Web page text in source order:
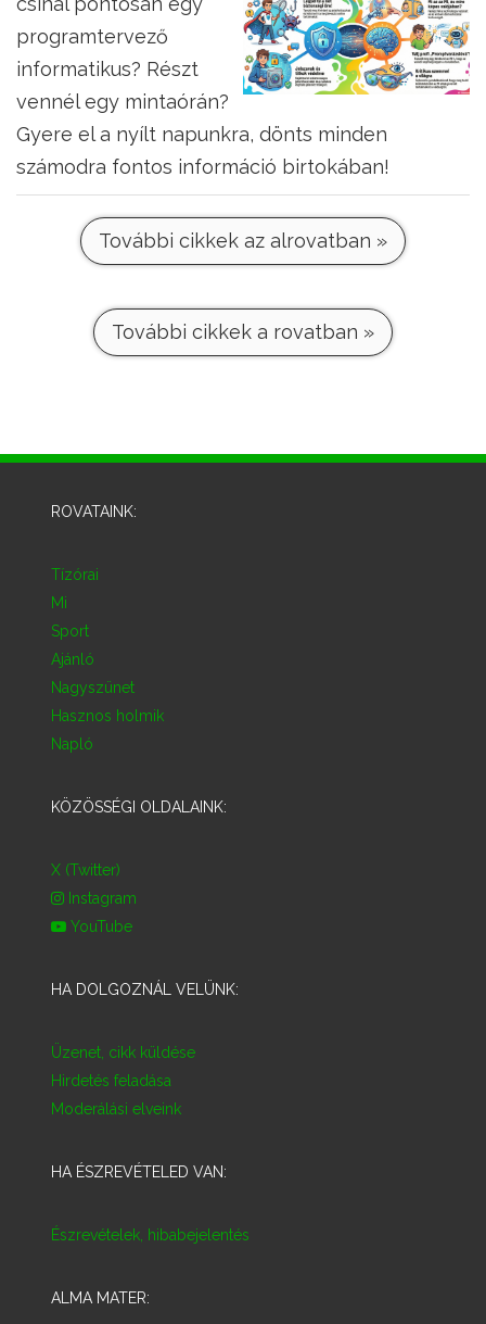
programtervező
informatikus? Részt
vennél egy mintaórán?
Gyere el a nyílt napunkra, dönts minden
számodra fontos információ birtokában!
További cikkek az alrovatban »
További cikkek a rovatban »
ROVATAINK:
Tízórai
Mi
Sport
Ajánló
Nagyszünet
Hasznos holmik
Napló
KÖZÖSSÉGI OLDALAINK:
X (Twitter)
Instagram
YouTube
HA DOLGOZNÁL VELÜNK:
Üzenet, cikk küldése
Hirdetés feladása
Moderálási elveink
HA ÉSZREVÉTELED VAN:
Észrevételek, hibabejelentés
ALMA MATER: